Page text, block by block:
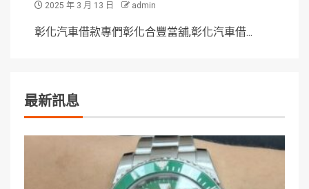
2025 年 3 月 13 日 admin
彰化汽車借款專們彰化合豐當舖,彰化汽車借...
最新訊息